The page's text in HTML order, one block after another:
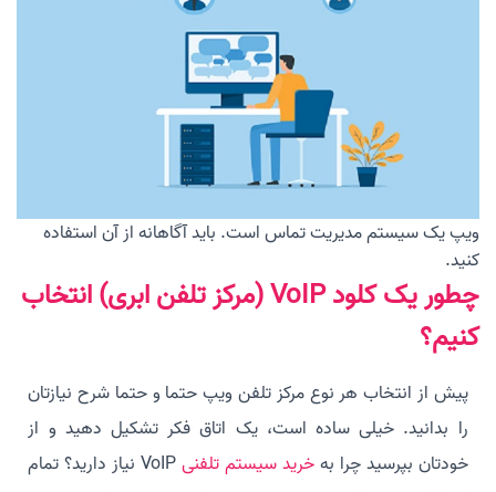
ویپ یک سیستم مدیریت تماس است. باید آگاهانه از آن استفاده
کنید.
چطور یک کلود VoIP (مرکز تلفن ابری) انتخاب
کنیم؟
پیش از انتخاب هر نوع مرکز تلفن ویپ حتما و حتما شرح نیازتان
را بدانید. خیلی ساده است، یک اتاق فکر تشکیل دهید و از
خودتان بپرسید چرا بهخرید سیستم تلفنی
VoIP نیاز دارید؟ تمام